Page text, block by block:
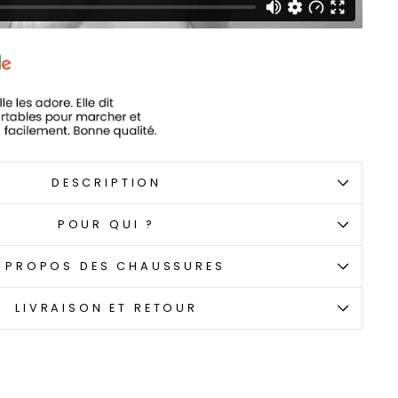
DESCRIPTION
POUR QUI ?
PROPOS DES CHAUSSURES
LIVRAISON ET RETOUR